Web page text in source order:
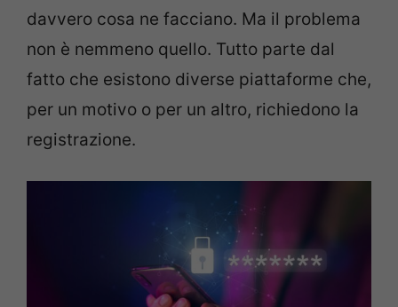
davvero cosa ne facciano. Ma il problema
non è nemmeno quello. Tutto parte dal
fatto che esistono diverse piattaforme che,
per un motivo o per un altro, richiedono la
registrazione.